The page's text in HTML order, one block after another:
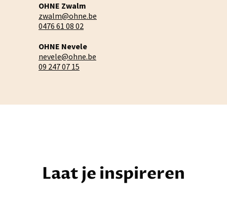
OHNE Zwalm
zwalm@ohne.be
0476 61 08 02
OHNE Nevele
nevele@ohne.be
09 247 07 15
Laat je inspireren